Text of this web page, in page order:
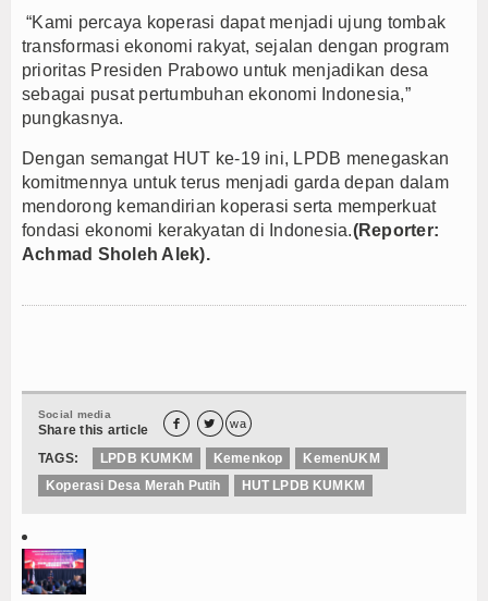
“Kami percaya koperasi dapat menjadi ujung tombak
transformasi ekonomi rakyat, sejalan dengan program
prioritas Presiden Prabowo untuk menjadikan desa
sebagai pusat pertumbuhan ekonomi Indonesia,”
pungkasnya.
Dengan semangat HUT ke-19 ini, LPDB menegaskan
komitmennya untuk terus menjadi garda depan dalam
mendorong kemandirian koperasi serta memperkuat
fondasi ekonomi kerakyatan di Indonesia.(Reporter:
Achmad Sholeh Alek).
Social media
Share this article   wa
TAGS: LPDB KUMKM Kemenkop
KemenUKM
Koperasi Desa Merah Putih
HUT LPDB KUMKM